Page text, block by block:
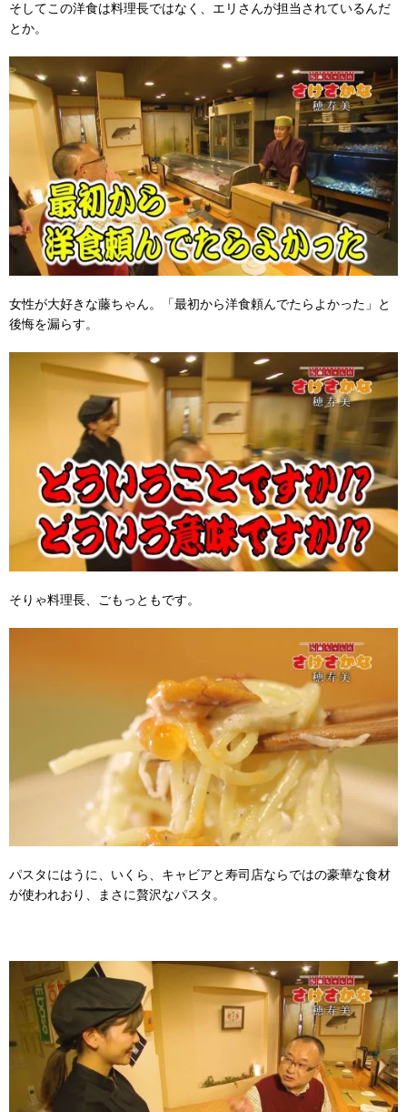
そしてこの洋食は料理長ではなく、エリさんが担当されているんだ
とか。
女性が大好きな藤ちゃん。「最初から洋食頼んでたらよかった」と
後悔を漏らす。
そりゃ料理長、ごもっともです。
パスタにはうに、いくら、キャビアと寿司店ならではの豪華な食材
が使われおり、まさに贅沢なパスタ。